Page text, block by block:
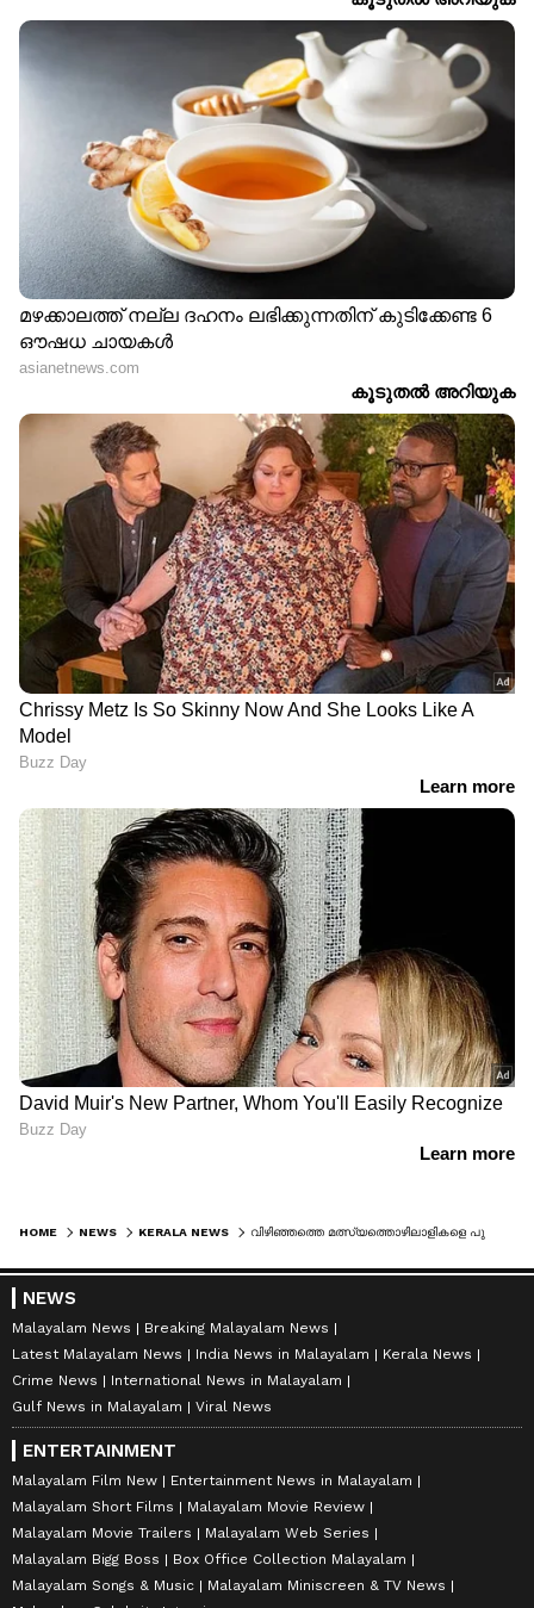
HOME NEWS KERALA NEWS
NEWS
Malayalam News
Breaking Malayalam News
Latest Malayalam News
India News in Malayalam
Kerala News
Crime News
International News in Malayalam
Gulf News in Malayalam
Viral News
ENTERTAINMENT
Malayalam Film New
Entertainment News in Malayalam
Malayalam Short Films
Malayalam Movie Review
Malayalam Movie Trailers
Malayalam Web Series
Malayalam Bigg Boss
Box Office Collection Malayalam
Malayalam Songs & Music
Malayalam Miniscreen & TV News